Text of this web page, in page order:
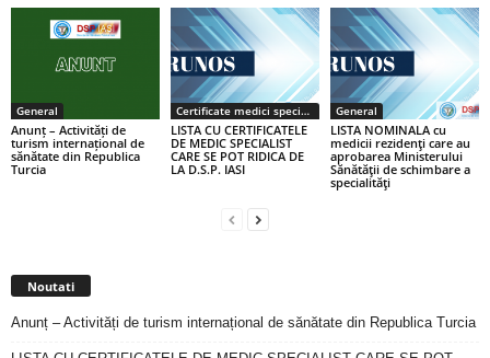
General
Anunț – Activități de
turism internațional de
sănătate din Republica
Turcia
Certificate medici specialiști / primari
LISTA CU CERTIFICATELE
DE MEDIC SPECIALIST
CARE SE POT RIDICA DE
LA D.S.P. IASI
General
LISTA NOMINALA cu
medicii rezidenţi care au
aprobarea Ministerului
Sănătăţii de schimbare a
specialităţi
Noutati
Anunț – Activități de turism internațional de sănătate din Republica Turcia